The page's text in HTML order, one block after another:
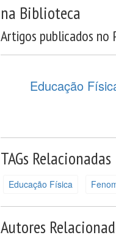
na Biblioteca
Artigos publicados no
Educação
TAGs Relacionadas
Educação Física
Autores